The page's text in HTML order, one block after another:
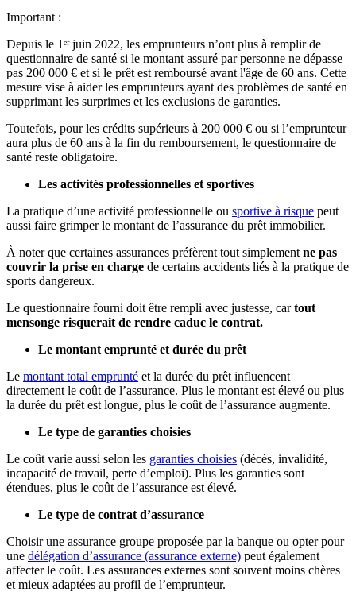
Important :
Depuis le 1ᵉʳ juin 2022, les emprunteurs n’ont plus à remplir de
questionnaire de santé si le montant assuré par personne ne dépasse
pas 200 000 € et si le prêt est remboursé avant l'âge de 60 ans. Cette
mesure vise à aider les emprunteurs ayant des problèmes de santé en
supprimant les surprimes et les exclusions de garanties.
Toutefois, pour les crédits supérieurs à 200 000 € ou si l’emprunteur
aura plus de 60 ans à la fin du remboursement, le questionnaire de
santé reste obligatoire.
Les activités professionnelles et sportives
La pratique d’une activité professionnelle ou sportive à risque peut
aussi faire grimper le montant de l’assurance du prêt immobilier.
À noter que certaines assurances préfèrent tout simplement ne pas
couvrir la prise en charge de certains accidents liés à la pratique de
sports dangereux.
Le questionnaire fourni doit être rempli avec justesse, cartout
mensonge risquerait de rendre caduc le contrat.
Le montant emprunté et durée du prêt
Le montant total emprunté et la durée du prêt influencent
directement le coût de l’assurance. Plus le montant est élevé ou plus
la durée du prêt est longue, plus le coût de l’assurance augmente.
Le type de garanties choisies
Le coût varie aussi selon les garanties choisies (décès, invalidité,
incapacité de travail, perte d’emploi). Plus les garanties sont
étendues, plus le coût de l’assurance est élevé.
Le type de contrat d’assurance
Choisir une assurance groupe proposée par la banque ou opter pour
une délégation d’assurance (assurance externe) peut également
affecter le coût. Les assurances externes sont souvent moins chères
et mieux adaptées au profil de l’emprunteur.